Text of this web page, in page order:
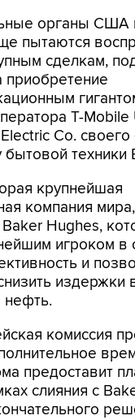
органы США
пытаются
сделкам,
T-
Co. своего
бытовой техники
крупнейшая
компания мира,
Hughes,
игроком в
и
издержки
нефть.
комиссия
предоставит
слияния с